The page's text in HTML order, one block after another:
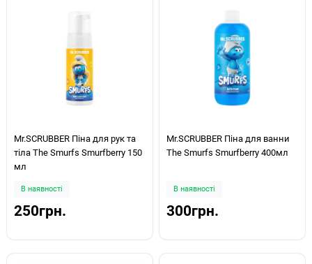
Mr.SCRUBBER Піна для рук та
тіла The Smurfs Smurfberry 150
мл
В наявності
250грн.
Mr.SCRUBBER Піна для ванни
The Smurfs Smurfberry 400мл
В наявності
300грн.